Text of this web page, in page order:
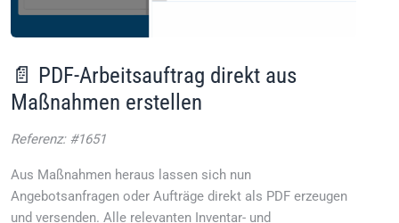
📄 PDF-Arbeitsauftrag direkt aus
Maßnahmen erstellen
Referenz: #1651
Aus Maßnahmen heraus lassen sich nun
Angebotsanfragen oder Aufträge direkt als PDF erzeugen
und versenden. Alle relevanten Inventar- und